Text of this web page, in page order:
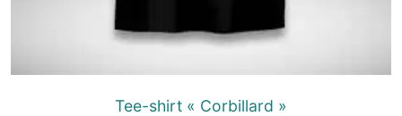
Tee-shirt « Corbillard »